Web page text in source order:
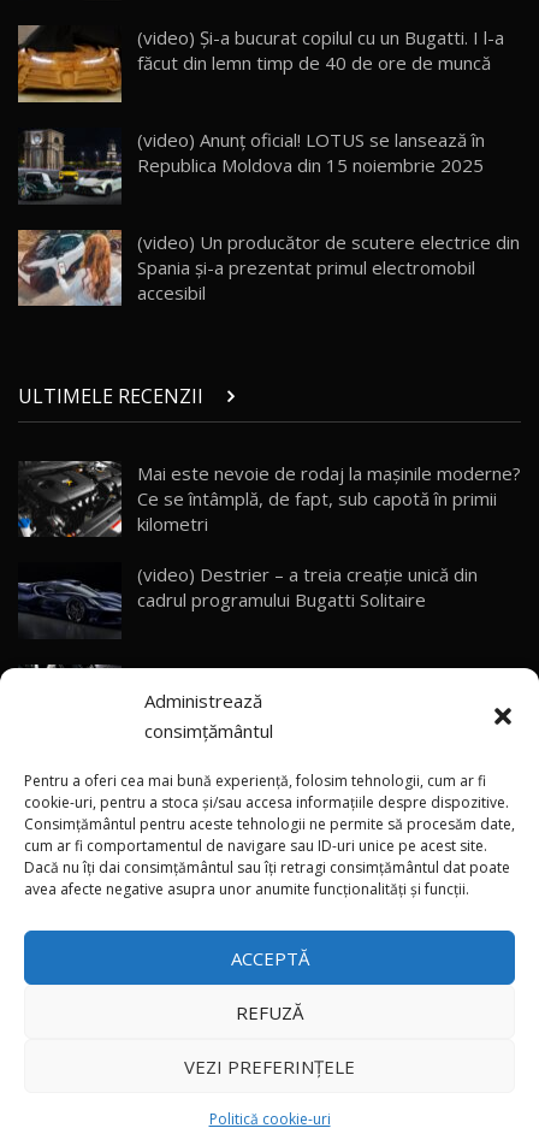
Administrează
consimțământul
Pentru a oferi cea mai bună experiență, folosim tehnologii, cum ar fi
cookie-uri, pentru a stoca și/sau accesa informațiile despre dispozitive.
Consimțământul pentru aceste tehnologii ne permite să procesăm date,
cum ar fi comportamentul de navigare sau ID-uri unice pe acest site.
Dacă nu îți dai consimțământul sau îți retragi consimțământul dat poate
avea afecte negative asupra unor anumite funcționalități și funcții.
ACCEPTĂ
REFUZĂ
VEZI PREFERINȚELE
Politică cookie-uri
ZEEKR 009: Cel mai Performant și Confortabil
Van Electric Testat în Moldova / AutoBlog.MD
26:38
25
mai Exclusiv și Puternic Defender Testat în
Moldova
32:21
26
AutoBlog.MD
10:57
28
Noul Geely Monjaro 2025! Mai ieftin și mai
dotat / Test Drive AutoBlog.MD
29
ZEEKR 9X - PRIMUL TEST DRIVE ÎN ROMÂNĂ!
CUM SE CONDUCE?
33:40
30
Primele impresii despre BYD Seal U DM-i,
Sealion 7 și Seal 5 DM-i / Test Drive
AutoBlog.MD
13:56
Noul Volvo EX90 / Test Drive AutoBlog.MD
32:06
33
MG RX5 - își merită banii? / Test Drive
AutoBlog.MD
34
Noul DACIA DUSTER DIESEL! Primul test drive în
română
Noul Mercedes-Benz E 350 e - cât consumă?! /
Test Drive AutoBlog.MD
(video) Şi-a bucurat copilul cu un Bugatti. I l-a
făcut din lemn timp de 40 de ore de muncă
(video) Anunț oficial! LOTUS se lansează în
Republica Moldova din 15 noiembrie 2025
(video) Un producător de scutere electrice din
Spania şi-a prezentat primul electromobil
accesibil
ULTIMELE RECENZII
Mai este nevoie de rodaj la mașinile moderne?
Ce se întâmplă, de fapt, sub capotă în primii
kilometri
(video) Destrier – a treia creație unică din
cadrul programului Bugatti Solitaire
(video) SRT prezintă tehnologia eBoost Air
care elimină decalajul turbo
ANRE: Detensionarea relativă a situației din
Golf influențează prețurile la carburanți în
Moldova
(foto/video) Imaginea zilei: Și în SUA polițiștii
uneori „stau în tufari”
×